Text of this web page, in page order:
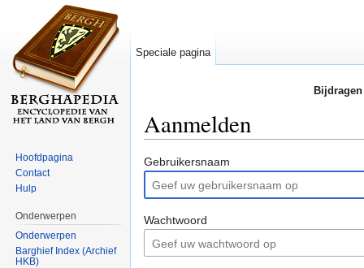
Aanmelden
Gebruikersnaam
Wachtwoord
Speciale pagina
Hoofdpagina
Contact
Hulp
Onderwerpen
Onderwerpen
Barghief Index (Archief
HKB)